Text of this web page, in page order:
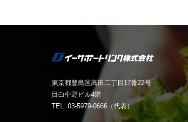
東京都豊島区高田二丁目17番22号
目白中野ビル4階
TEL: 03-5979-0666（代表）